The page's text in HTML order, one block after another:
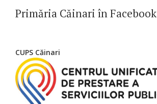
Primăria Căinari în Facebook
CUPS Căinari